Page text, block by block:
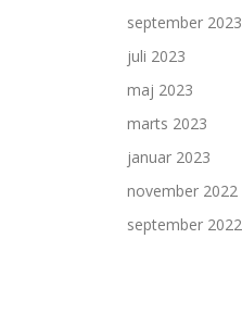
september 2023
juli 2023
maj 2023
marts 2023
januar 2023
november 2022
september 2022